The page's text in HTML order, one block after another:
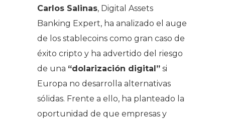
Carlos Salinas, Digital Assets
Banking Expert, ha analizado el auge
de los stablecoins como gran caso de
éxito cripto y ha advertido del riesgo
de una “dolarización digital” si
Europa no desarrolla alternativas
sólidas. Frente a ello, ha planteado la
oportunidad de que empresas y